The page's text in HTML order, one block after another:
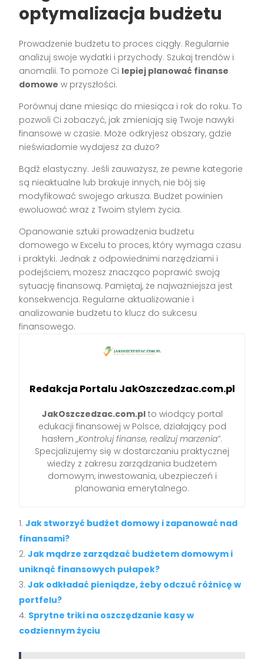
optymalizacja budżetu
Prowadzenie budżetu to proces ciągły. Regularnie
analizuj swoje wydatki i przychody. Szukaj trendów i
anomalii. To pomoże Ci lepiej planować finanse
domowe w przyszłości.
Porównuj dane miesiąc do miesiąca i rok do roku. To
pozwoli Ci zobaczyć, jak zmieniają się Twoje nawyki
finansowe w czasie. Może odkryjesz obszary, gdzie
nieświadomie wydajesz za dużo?
Bądź elastyczny. Jeśli zauważysz, że pewne kategorie
są nieaktualne lub brakuje innych, nie bój się
modyfikować swojego arkusza. Budżet powinien
ewoluować wraz z Twoim stylem życia.
Opanowanie sztuki prowadzenia budżetu
domowego w Excelu to proces, który wymaga czasu
i praktyki. Jednak z odpowiednimi narzędziami i
podejściem, możesz znacząco poprawić swoją
sytuację finansową. Pamiętaj, że najważniejsza jest
konsekwencja. Regularne aktualizowanie i
analizowanie budżetu to klucz do sukcesu
finansowego.
Redakcja Portalu JakOszczedzac.com.pl
JakOszczedzac.com.plto wiodący portal
edukacji finansowej w Polsce, działający pod
hasłem „Kontroluj finanse, realizuj marzenia”.
Specjalizujemy się w dostarczaniu praktycznej
wiedzy z zakresu zarządzania budżetem
domowym, inwestowania, ubezpieczeń i
planowania emerytalnego.
Jak stworzyć budżet domowy i zapanować nad
finansami?
Jak mądrze zarządzać budżetem domowym i
uniknąć finansowych pułapek?
Jak odkładać pieniądze, żeby odczuć różnicę w
portfelu?
Sprytne triki na oszczędzanie kasy w
codziennym życiu